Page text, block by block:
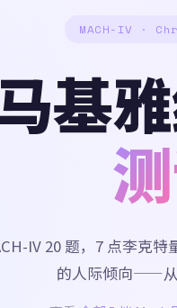
MACH-IV ·
基
测
IV 20 题，7 点李克
的人际倾向——从